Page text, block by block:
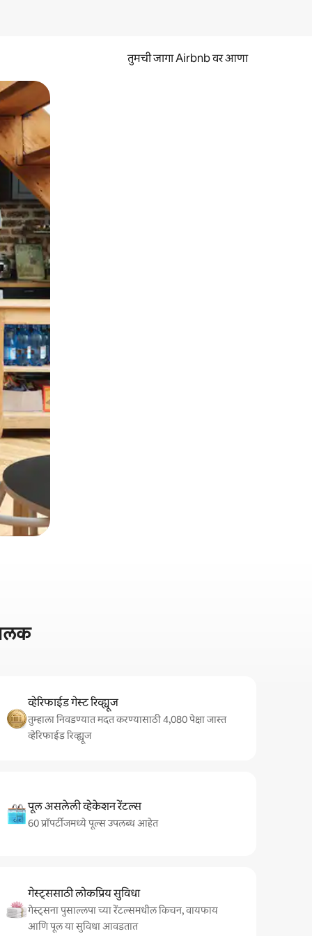
तुमची जागा Airbnb वर आणा
व्हेरिफाईड गेस्ट रिव्ह्यूज
तुम्हाला निवडण्यात मदत करण्यासाठी 4,080 पेक्षा जास्त
व्हेरिफाईड रिव्ह्यूज
पूल असलेली व्हेकेशन रेंटल्स
60 प्रॉपर्टीजमध्ये पूल्स उपलब्ध आहेत
गेस्ट्ससाठी लोकप्रिय सुविधा
गेस्ट्सना पुसाल्लपा च्या रेंटल्समधील किचन, वायफाय
आणि पूल या सुविधा आवडतात